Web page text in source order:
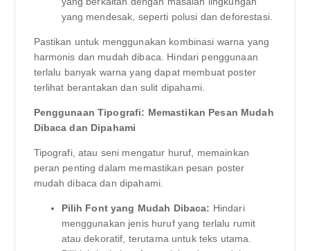
yang mendesak, seperti polusi dan deforestasi.
Pastikan untuk menggunakan kombinasi warna yang
harmonis dan mudah dibaca. Hindari penggunaan
terlalu banyak warna yang dapat membuat poster
terlihat berantakan dan sulit dipahami.
Penggunaan Tipografi: Memastikan Pesan Mudah
Dibaca dan Dipahami
Tipografi, atau seni mengatur huruf, memainkan
peran penting dalam memastikan pesan poster
mudah dibaca dan dipahami.
Pilih Font yang Mudah Dibaca: Hindari
menggunakan jenis huruf yang terlalu rumit
atau dekoratif, terutama untuk teks utama.